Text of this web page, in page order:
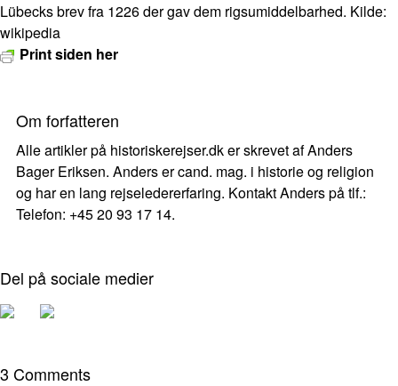
Lübecks brev fra 1226 der gav dem rigsumiddelbarhed. Kilde:
wikipedia
Print siden her
Om forfatteren
Alle artikler på historiskerejser.dk er skrevet af Anders
Bager Eriksen. Anders er cand. mag. i historie og religion
og har en lang rejseledererfaring. Kontakt Anders på tlf.:
Telefon: +45 20 93 17 14.
Del på sociale medier
3 Comments